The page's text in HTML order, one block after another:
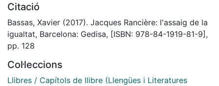
hi ha d’altres maneres de pensar la política que no són,
com es practica avui dia, la gestió de poder, recursos i
interessos per part d’uns experts o professionals. En el
pensament de Rancière, la política és efectivament una
qualsevol té la capacitat d’emancipar-se, és a dir, de
desfer la naturalitat d’un consens jerarquitzat. Portant
Citació
Bassas, Xavier (2017). Jacques Rancière: l'assaig de la
igualtat, Barcelona: Gedisa, [ISBN: 978-84-1919-81-9],
pp. 128
Col·leccions
Llibres / Capítols de llibre (Llengües i Literatures